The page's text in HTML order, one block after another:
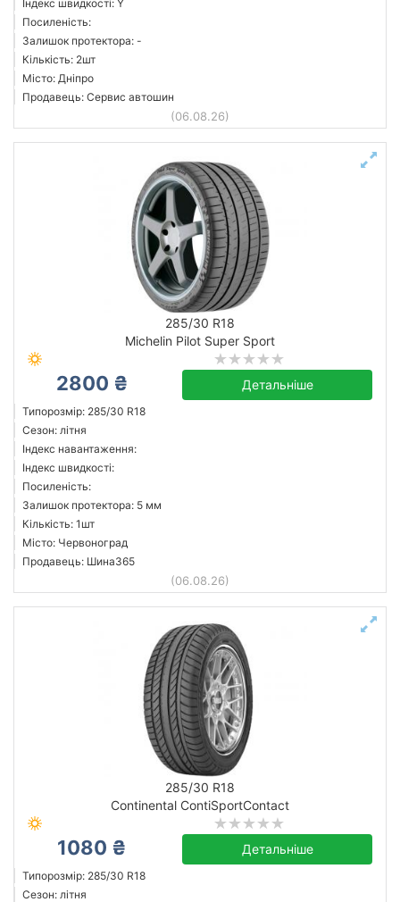
Індекс швидкості: Y
Посиленість:
Залишок протектора: -
Кількість: 2шт
Місто: Дніпро
Продавець: Сервис автошин
(06.08.26)
285/30 R18
Michelin Pilot Super Sport
2800 ₴ Детальніше
Типорозмір: 285/30 R18
Сезон: літня
Індекс навантаження:
Індекс швидкості:
Посиленість:
Залишок протектора: 5 мм
Кількість: 1шт
Місто: Червоноград
Продавець: Шина365
(06.08.26)
285/30 R18
Continental ContiSportContact
1080 ₴ Детальніше
Типорозмір: 285/30 R18
Сезон: літня